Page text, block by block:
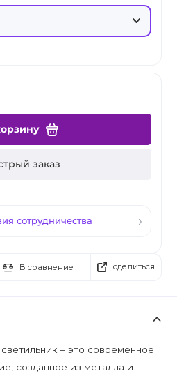
заказ
сотрудничества
В сравнение Поделиться
– это современное
созданное из металла и